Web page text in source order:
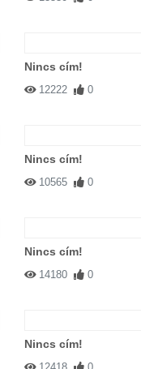
Nincs cím!
12222 0
Nincs cím!
10565 0
Nincs cím!
14180 0
Nincs cím!